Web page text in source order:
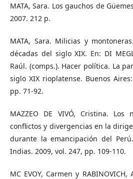
MATA, Sara. Los gauchos de
2007. 212 p.
MATA, Sara. Milicias y
décadas del siglo XIX. En: DI
Raúl. (comps.). Hacer política. La
siglo XIX rioplatense. Buenos
pp. 71-92.
MAZZEO DE VIVÓ, Cristina.
conflictos y divergencias en la
durante la emancipación del
Indias. 2009, vol. 247, pp. 109-110.
MC EVOY, Carmen y